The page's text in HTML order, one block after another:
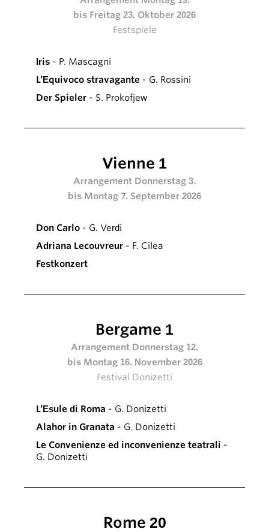
bis Freitag 23. Oktober 2026
Festspiele
Iris - P. Mascagni
L’Equivoco stravagante - G. Rossini
Der Spieler - S. Prokofjew
Vienne 1
Arrangement Donnerstag 3.
bis Montag 7. September 2026
Don Carlo - G. Verdi
Adriana Lecouvreur - F. Cilea
Festkonzert
Bergame 1
Arrangement Donnerstag 12.
bis Montag 16. November 2026
Festival Donizetti
L’Esule di Roma - G. Donizetti
Alahor in Granata - G. Donizetti
Le Convenienze ed inconvenienze teatrali -
G. Donizetti
Rome 20